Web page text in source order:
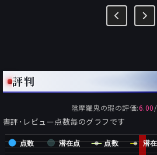
評判
陰摩羅鬼の瑕の評価:6.00/
書評･レビュー点数毎のグラフです
点数 潜在点 点数 潜